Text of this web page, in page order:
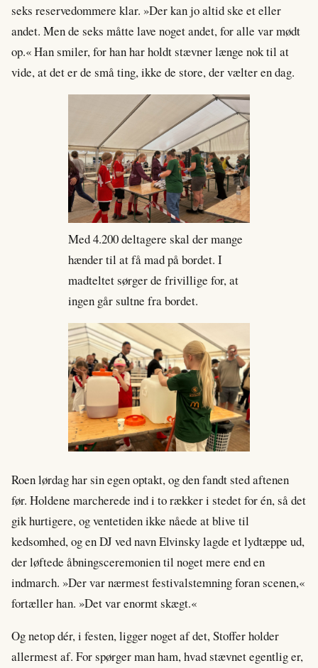
seks reservedommere klar. »Der kan jo altid ske et eller
andet. Men de seks måtte lave noget andet, for alle var mødt
op.« Han smiler, for han har holdt stævner længe nok til at
vide, at det er de små ting, ikke de store, der vælter en dag.
Med 4.200 deltagere skal der mange
hænder til at få mad på bordet. I
madteltet sørger de frivillige for, at
ingen går sultne fra bordet.
Roen lørdag har sin egen optakt, og den fandt sted aftenen
før. Holdene marcherede ind i to rækker i stedet for én, så det
gik hurtigere, og ventetiden ikke nåede at blive til
kedsomhed, og en DJ ved navn Elvinsky lagde et lydtæppe ud,
der løftede åbningsceremonien til noget mere end en
indmarch. »Der var nærmest festivalstemning foran scenen,«
fortæller han. »Det var enormt skægt.«
Og netop dér, i festen, ligger noget af det, Stoffer holder
allermest af. For spørger man ham, hvad stævnet egentlig er,